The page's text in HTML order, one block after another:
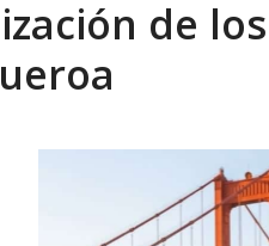
dejará millonaria donación
de